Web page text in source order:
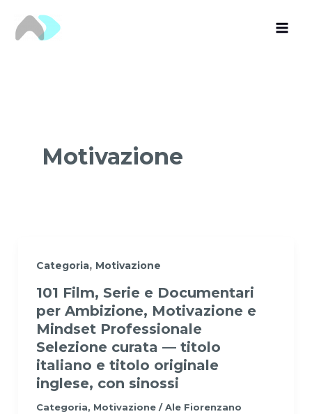
Motivazione
Categoria, Motivazione
101 Film, Serie e Documentari
per Ambizione, Motivazione e
Mindset Professionale
Selezione curata — titolo
italiano e titolo originale
inglese, con sinossi
Categoria, Motivazione/Ale Fiorenzano